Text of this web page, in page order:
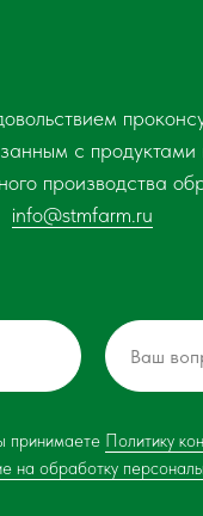
с продуктами
производства
info@stmfarm.ru
принимаете Политику
на обработку